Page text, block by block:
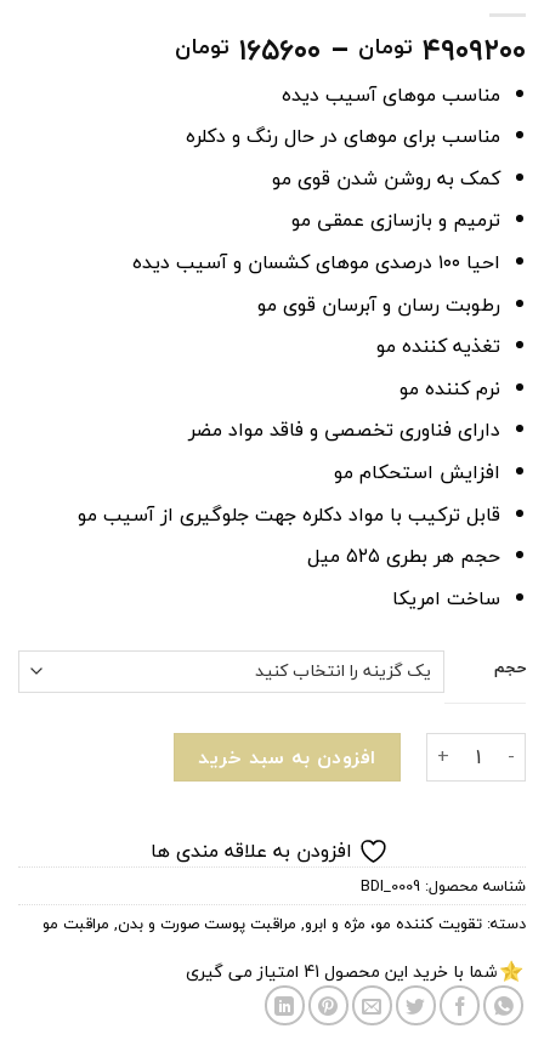
۴۹۰۹۲۰۰ تومان – ۱۶۵۶۰۰ تومان
مناسب موهای آسیب دیده
مناسب برای موهای در حال رنگ و دکلره
کمک به روشن شدن قوی مو
ترمیم و بازسازی عمقی مو
احیا ۱۰۰ درصدی موهای کشسان و آسیب دیده
رطوبت رسان و آبرسان قوی مو
تغذیه کننده مو
نرم کننده مو
دارای فناوری تخصصی و فاقد مواد مضر
افزایش استحکام مو
قابل ترکیب با مواد دکلره جهت جلوگیری از آسیب مو
حجم هر بطری ۵۲۵ میل
ساخت امریکا
حجم
پک تقویت کننده و احیا کننده مو اولاپلکس اورجینال عدد
افزودن به سبد خرید
افزودن به علاقه مندی ها
شناسه محصول: BDI_0009
دسته: تقویت کننده مو، مژه و ابرو, مراقبت پوست صورت و بدن, مراقبت مو
شما با خرید این محصول 41 امتیاز می گیری